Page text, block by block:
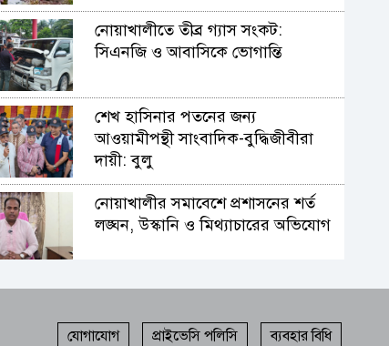
নোয়াখালীতে তীব্র গ্যাস সংকট:
সিএনজি ও আবাসিকে ভোগান্তি
শেখ হাসিনার পতনের জন্য
আওয়ামীপন্থী সাংবাদিক-বুদ্ধিজীবীরা
দায়ী: বুলু
নোয়াখালীর সমাবেশে প্রশাসনের শর্ত
লঙ্ঘন, উস্কানি ও মিথ্যাচারের অভিযোগ
নোয়াখালীতে লক্ষাধিক মানুষের
দাবি
যোগাযোগ প্রাইভেসি পলিসি ব্যবহার বিধি